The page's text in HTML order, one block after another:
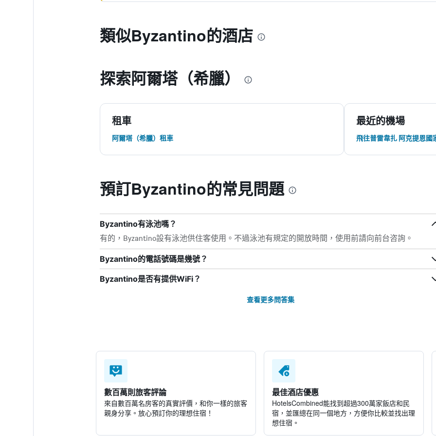
類似Byzantino的酒店
探索阿爾塔（希臘）
租車
阿爾塔（希臘）租車
最近的機場
飛往普雷韋扎 阿克提恩國
預訂Byzantino的常見問題
Byzantino有泳池嗎？
有的，Byzantino設有泳池供住客使用。不過泳池有規定的開放時間，使用前請向前台咨詢。
Byzantino的電話號碼是幾號？
Byzantino是否有提供WiFi？
查看更多問答集
數百萬則旅客評論
來自數百萬名房客的真實評價，和你一樣的旅客
親身分享。放心預訂你的理想住宿！
最佳酒店優惠
HotelsCombined​能找到超過300萬家飯店和民
宿，並匯總在同一個地方，方便你比較並找出理
想住宿。